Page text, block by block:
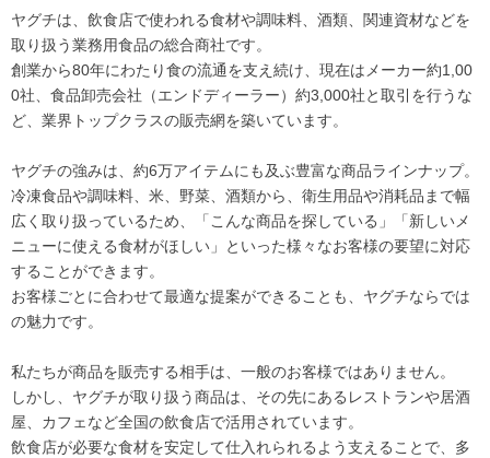
ヤグチは、飲食店で使われる食材や調味料、酒類、関連資材などを
取り扱う業務用食品の総合商社です。
創業から80年にわたり食の流通を支え続け、現在はメーカー約1,00
0社、食品卸売会社（エンドディーラー）約3,000社と取引を行うな
ど、業界トップクラスの販売網を築いています。
ヤグチの強みは、約6万アイテムにも及ぶ豊富な商品ラインナップ。
冷凍食品や調味料、米、野菜、酒類から、衛生用品や消耗品まで幅
広く取り扱っているため、「こんな商品を探している」「新しいメ
ニューに使える食材がほしい」といった様々なお客様の要望に対応
することができます。
お客様ごとに合わせて最適な提案ができることも、ヤグチならでは
の魅力です。
私たちが商品を販売する相手は、一般のお客様ではありません。
しかし、ヤグチが取り扱う商品は、その先にあるレストランや居酒
屋、カフェなど全国の飲食店で活用されています。
飲食店が必要な食材を安定して仕入れられるよう支えることで、多